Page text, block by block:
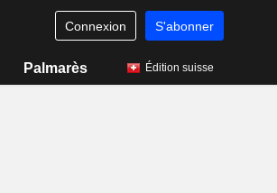
Connexion S'abonner
Palmarès Édition suisse